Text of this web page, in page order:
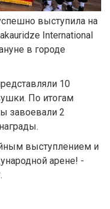
выступила на
International
в городе
10
По итогам
завоевали 2
выступлением и
арене! -